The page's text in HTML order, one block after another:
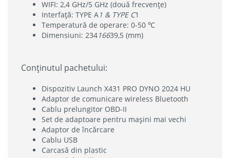
WIFI: 2,4 GHz/5 GHz (două frecvențe)
Interfață: TYPE A1 & TYPE C1
Temperatură de operare: 0-50 ℃
Dimensiuni: 23416639,5 (mm)
Conținutul pachetului:
Dispozitiv Launch X431 PRO DYNO 2024 HU
Adaptor de comunicare wireless Bluetooth
Cablu prelungitor OBD-II
Set de adaptoare pentru mașini mai vechi
Adaptor de încărcare
Cablu USB
Carcasă din plastic